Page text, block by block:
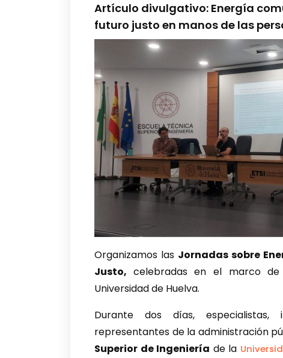
Artículo divulgativo: Energía
futuro justo en manos de las
Organizamos las Jornadas sobre
Justo, celebradas en el marco
Universidad de Huelva.
Durante dos días,
representantes de la administración
Superior de Ingeniería de la